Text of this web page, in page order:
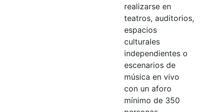
realizarse en
teatros, auditorios,
espacios
culturales
independientes o
escenarios de
música en vivo
con un aforo
mínimo de 350